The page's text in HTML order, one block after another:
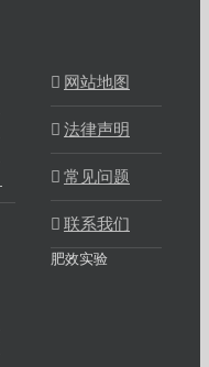
网站地图
法律声明
常见问题
联系我们
肥效实验